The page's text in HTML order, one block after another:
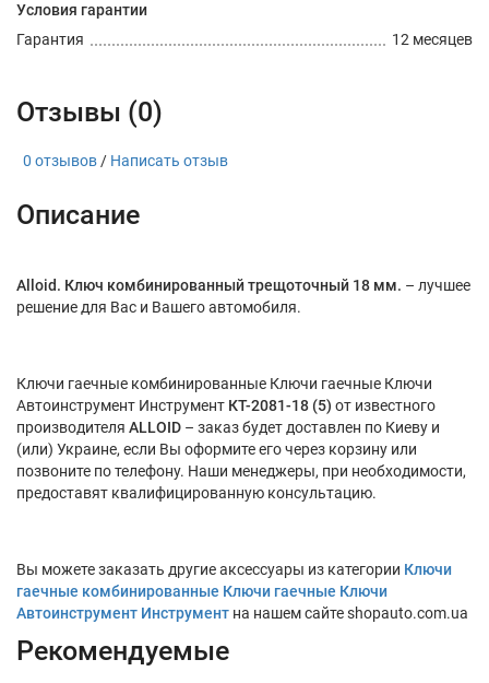
Условия гарантии
Гарантия
12 месяцев
Отзывы (0)
0 отзывов / Написать отзыв
Описание
Alloid. Ключ комбинированный трещоточный 18 мм. – лучшее
решение для Вас и Вашего автомобиля.
Ключи гаечные комбинированные Ключи гаечные Ключи
Автоинструмент Инструмент КТ-2081-18 (5) от известного
производителя ALLOID – заказ будет доставлен по Киеву и
(или) Украине, если Вы оформите его через корзину или
позвоните по телефону. Наши менеджеры, при необходимости,
предоставят квалифицированную консультацию.
Вы можете заказать другие аксессуары из категории Ключи
гаечные комбинированные Ключи гаечные Ключи
Автоинструмент Инструмент на нашем сайте shopauto.com.ua
Рекомендуемые